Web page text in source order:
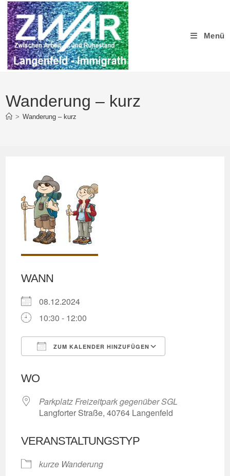
Zum
Inhalt
springen
Menü
Wanderung – kurz
> Wanderung – kurz
WANN
08.12.2024
10:30 - 12:00
ZUM KALENDER HINZUFÜGEN
WO
Parkplatz Freizeitpark gegenüber SGL
Langforter Straße, 40764 Langenfeld
VERANSTALTUNGSTYP
kurze Wanderung